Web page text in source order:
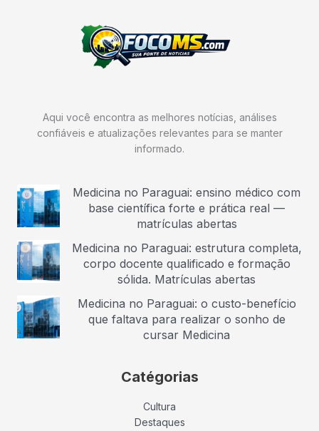
Aqui você encontra as melhores notícias, análises
confiáveis e atualizações relevantes para se manter
informado.
Medicina no Paraguai: ensino médico com
base científica forte e prática real —
matrículas abertas
Medicina no Paraguai: estrutura completa,
corpo docente qualificado e formação
sólida. Matrículas abertas
Medicina no Paraguai: o custo-benefício
que faltava para realizar o sonho de
cursar Medicina
Catégorias
Cultura
Destaques